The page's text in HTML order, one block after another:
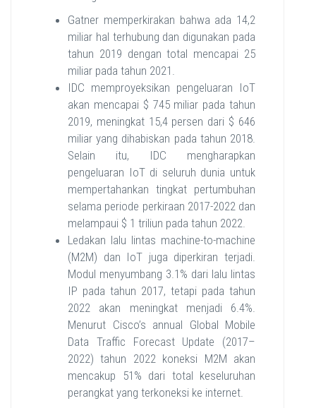
Gatner memperkirakan bahwa ada 14,2
miliar hal terhubung dan digunakan pada
tahun 2019 dengan total mencapai 25
miliar pada tahun 2021.
IDC memproyeksikan pengeluaran IoT
akan mencapai $ 745 miliar pada tahun
2019, meningkat 15,4 persen dari $ 646
miliar yang dihabiskan pada tahun 2018.
Selain itu, IDC mengharapkan
pengeluaran IoT di seluruh dunia untuk
mempertahankan tingkat pertumbuhan
selama periode perkiraan 2017-2022 dan
melampaui $ 1 triliun pada tahun 2022.
Ledakan lalu lintas machine-to-machine
(M2M) dan IoT juga diperkiran terjadi.
Modul menyumbang 3.1% dari lalu lintas
IP pada tahun 2017, tetapi pada tahun
2022 akan meningkat menjadi 6.4%.
Menurut Cisco’s annual Global Mobile
Data Traffic Forecast Update (2017–
2022) tahun 2022 koneksi M2M akan
mencakup 51% dari total keseluruhan
perangkat yang terkoneksi ke internet.